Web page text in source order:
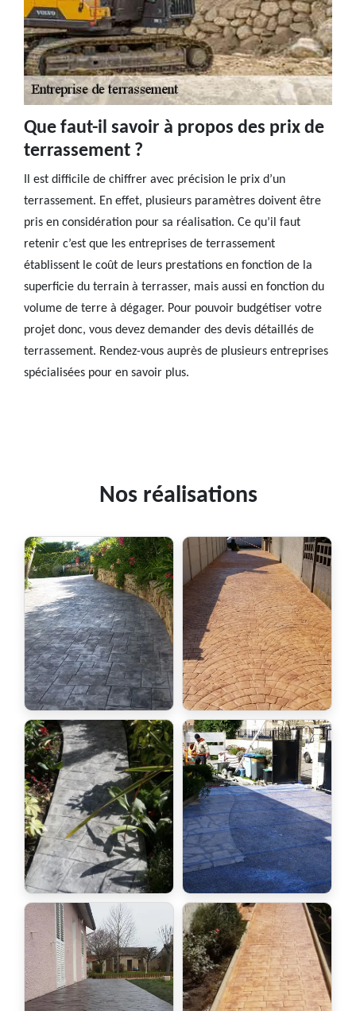
Que faut-il savoir à propos des prix de
terrassement ?
Il est difficile de chiffrer avec précision le prix d’un
terrassement. En effet, plusieurs paramètres doivent être
pris en considération pour sa réalisation. Ce qu’il faut
retenir c’est que les entreprises de terrassement
établissent le coût de leurs prestations en fonction de la
superficie du terrain à terrasser, mais aussi en fonction du
volume de terre à dégager. Pour pouvoir budgétiser votre
projet donc, vous devez demander des devis détaillés de
terrassement. Rendez-vous auprès de plusieurs entreprises
spécialisées pour en savoir plus.
Nos réalisations